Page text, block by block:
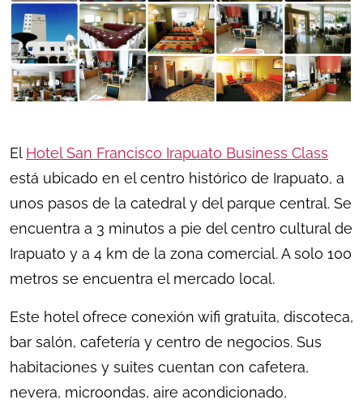
El Hotel San Francisco Irapuato Business Class
está ubicado en el centro histórico de Irapuato, a
unos pasos de la catedral y del parque central. Se
encuentra a 3 minutos a pie del centro cultural de
Irapuato y a 4 km de la zona comercial. A solo 100
metros se encuentra el mercado local.
Este hotel ofrece conexión wifi gratuita, discoteca,
bar salón, cafetería y centro de negocios. Sus
habitaciones y suites cuentan con cafetera,
nevera, microondas, aire acondicionado,